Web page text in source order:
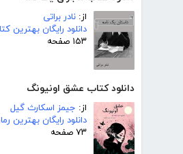
از: نادر براتی
دانلود رایگان بهترین
۱۵۳ صفحه
دانلود کتاب عشق اونیونگ
از: جیمز اسکارث گیل
دانلود رایگان بهترین
۷۳ صفحه